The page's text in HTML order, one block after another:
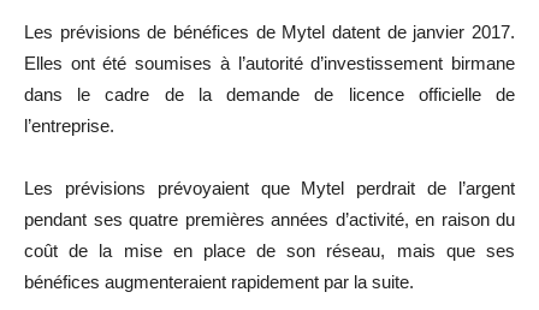
Les prévisions de bénéfices de Mytel datent de janvier 2017.
Elles ont été soumises à l’autorité d’investissement birmane
dans le cadre de la demande de licence officielle de
l’entreprise.
Les prévisions prévoyaient que Mytel perdrait de l’argent
pendant ses quatre premières années d’activité, en raison du
coût de la mise en place de son réseau, mais que ses
bénéfices augmenteraient rapidement par la suite.